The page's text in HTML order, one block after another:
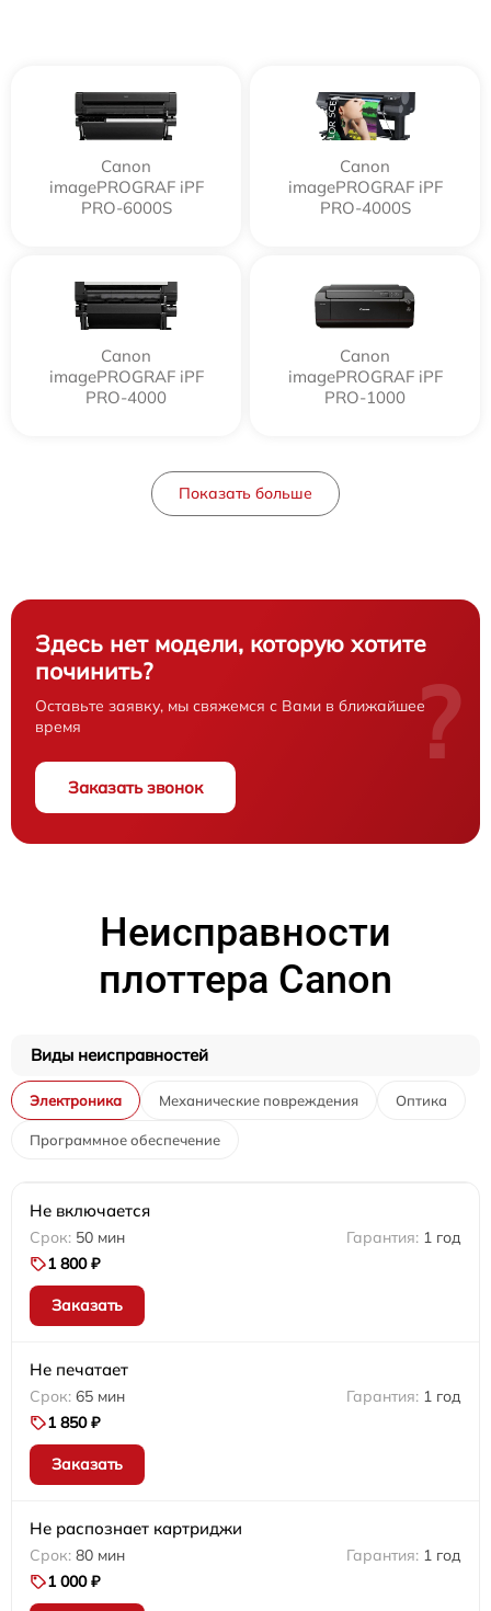
Canon
imagePROGRAF iPF
PRO-6000S
Canon
imagePROGRAF iPF
PRO-4000S
Canon
imagePROGRAF iPF
PRO-4000
Canon
imagePROGRAF iPF
PRO-1000
Показать больше
Здесь нет модели, которую хотите
починить?
Оставьте заявку, мы свяжемся с Вами в ближайшее
время
Заказать звонок
?
Неисправности
плоттера Canon
Виды неисправностей
Электроника Механические повреждения Оптика
Программное обеспечение
Не включается
50 мин
1 год
1 800 ₽
Заказать
Не печатает
65 мин
1 год
1 850 ₽
Заказать
Не распознает картриджи
80 мин
1 год
1 000 ₽